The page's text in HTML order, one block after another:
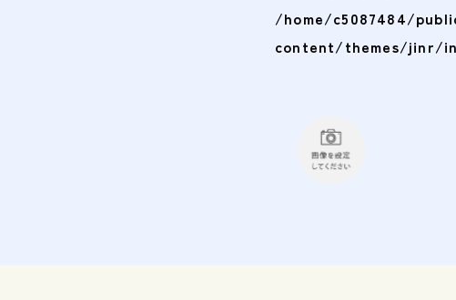
/home/c5087484/
content/themes/jinr/